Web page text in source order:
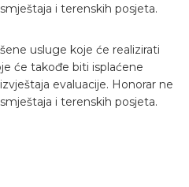
i terenskih posjeta.
usluge koje će realizirati
će takođe biti isplaćene
evaluacije. Honorar ne
i terenskih posjeta.